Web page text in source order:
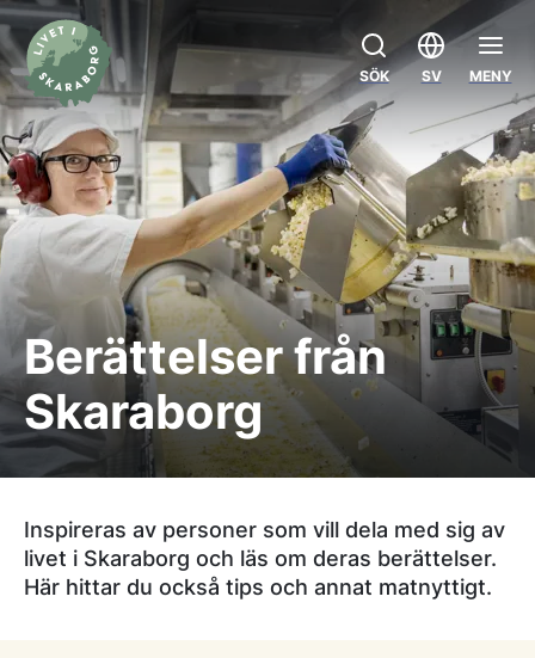
Inspireras av personer som vill dela med sig av
livet i Skaraborg och läs om deras berättelser.
Här hittar du också tips och annat matnyttigt.
Berättelser från
Skaraborg
SÖK SV MENY